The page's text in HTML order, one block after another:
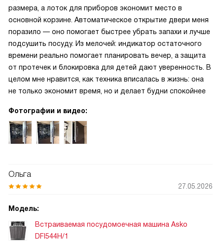
размера, а лоток для приборов экономит место в
основной корзине. Автоматическое открытие двери меня
поразило — оно помогает быстрее убрать запахи и лучше
подсушить посуду. Из мелочей: индикатор остаточного
времени реально помогает планировать вечер, а защита
от протечек и блокировка для детей дают уверенность. В
целом мне нравится, как техника вписалась в жизнь: она
не только экономит время, но и делает будни спокойнее
Фотографии и видео:
Ольга
27.05.2026
Модель:
Встраиваемая посудомоечная машина Asko
DFI544H/1